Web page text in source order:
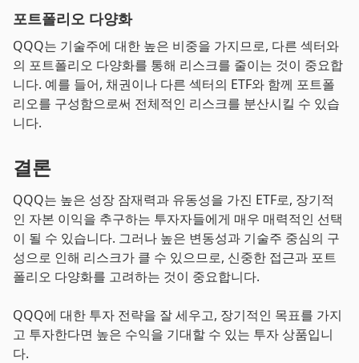
포트폴리오 다양화
QQQ는 기술주에 대한 높은 비중을 가지므로, 다른 섹터와
의 포트폴리오 다양화를 통해 리스크를 줄이는 것이 중요합
니다. 예를 들어, 채권이나 다른 섹터의 ETF와 함께 포트폴
리오를 구성함으로써 전체적인 리스크를 분산시킬 수 있습
니다.
결론
QQQ는 높은 성장 잠재력과 유동성을 가진 ETF로, 장기적
인 자본 이익을 추구하는 투자자들에게 매우 매력적인 선택
이 될 수 있습니다. 그러나 높은 변동성과 기술주 중심의 구
성으로 인해 리스크가 클 수 있으므로, 신중한 접근과 포트
폴리오 다양화를 고려하는 것이 중요합니다.
QQQ에 대한 투자 전략을 잘 세우고, 장기적인 목표를 가지
고 투자한다면 높은 수익을 기대할 수 있는 투자 상품입니
다.